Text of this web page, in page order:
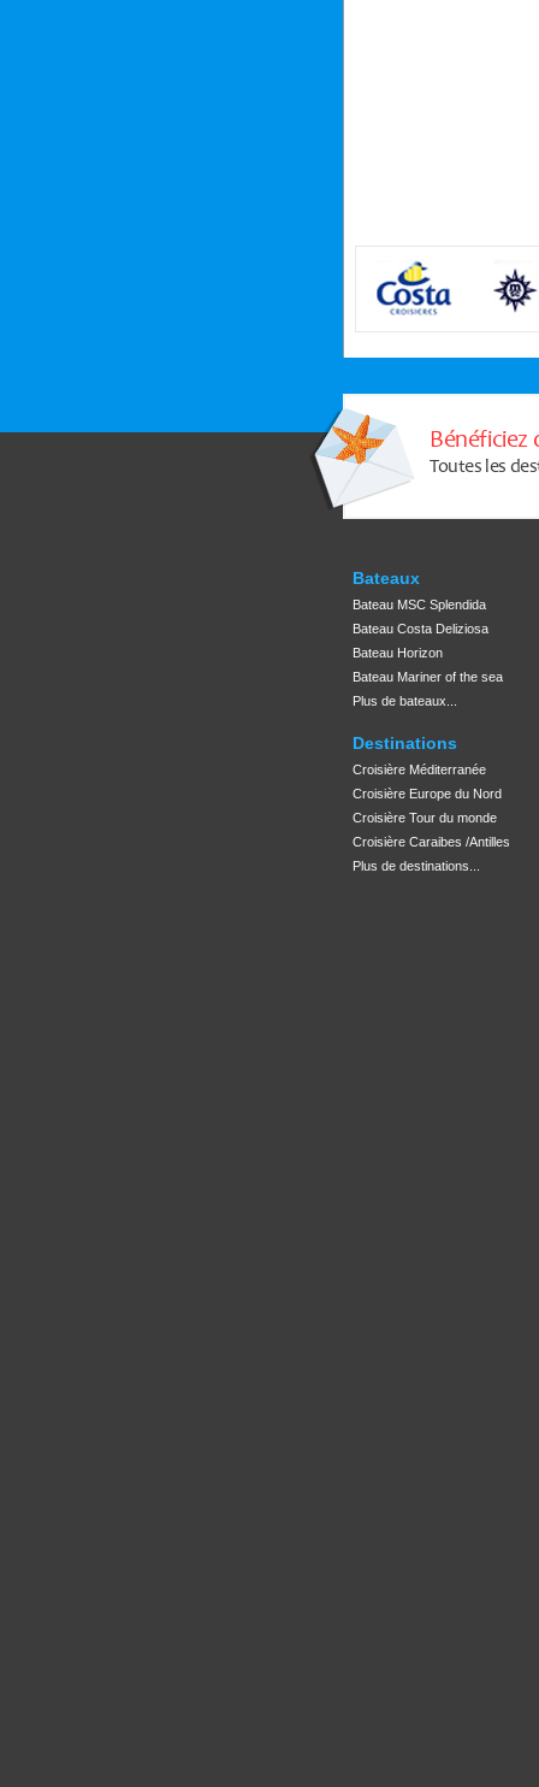
Bénéficiez
Toutes les
Bateaux
Bateau MSC Splendida
Bateau Costa Deliziosa
Bateau Horizon
Bateau Mariner of the sea
Plus de bateaux...
Destinations
Croisière Méditerranée
Croisière Europe du Nord
Croisière Tour du monde
Croisière Caraibes /Antilles
Plus de destinations...